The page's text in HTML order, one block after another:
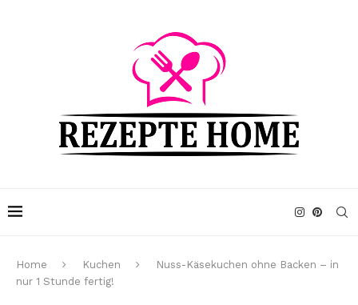
Home Kuchen
Nuss-Käsekuchen ohne Backen – in
nur 1 Stunde fertig!